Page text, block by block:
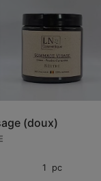
(doux)
1 pc